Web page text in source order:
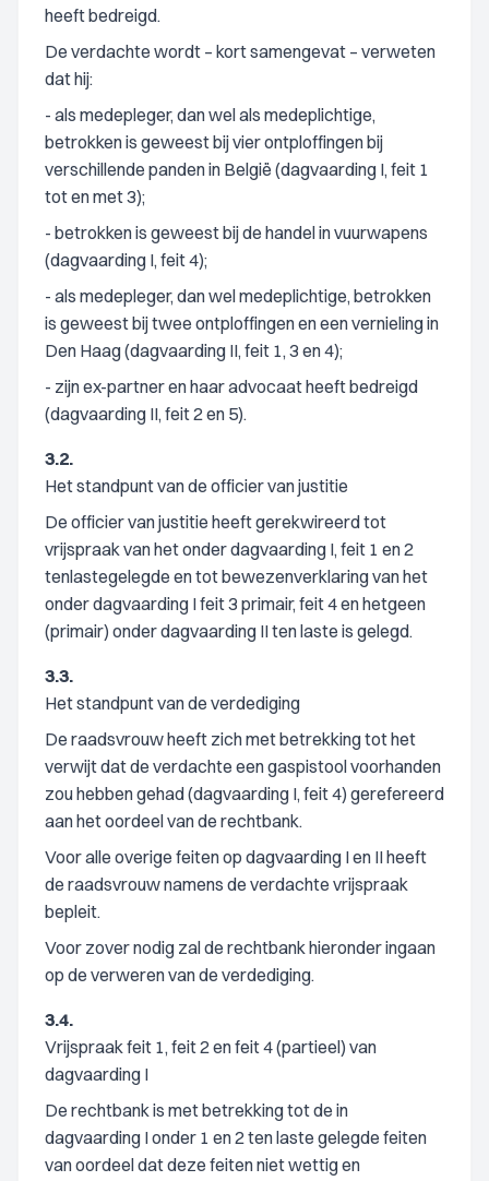
heeft bedreigd.
De verdachte wordt – kort samengevat – verweten
dat hij:
- als medepleger, dan wel als medeplichtige,
betrokken is geweest bij vier ontploffingen bij
verschillende panden in België (dagvaarding I, feit 1
tot en met 3);
- betrokken is geweest bij de handel in vuurwapens
(dagvaarding I, feit 4);
- als medepleger, dan wel medeplichtige, betrokken
is geweest bij twee ontploffingen en een vernieling in
Den Haag (dagvaarding II, feit 1, 3 en 4);
- zijn ex-partner en haar advocaat heeft bedreigd
(dagvaarding II, feit 2 en 5).
3.2.
Het standpunt van de officier van justitie
De officier van justitie heeft gerekwireerd tot
vrijspraak van het onder dagvaarding I, feit 1 en 2
tenlastegelegde en tot bewezenverklaring van het
onder dagvaarding I feit 3 primair, feit 4 en hetgeen
(primair) onder dagvaarding II ten laste is gelegd.
3.3.
Het standpunt van de verdediging
De raadsvrouw heeft zich met betrekking tot het
verwijt dat de verdachte een gaspistool voorhanden
zou hebben gehad (dagvaarding I, feit 4) gerefereerd
aan het oordeel van de rechtbank.
Voor alle overige feiten op dagvaarding I en II heeft
de raadsvrouw namens de verdachte vrijspraak
bepleit.
Voor zover nodig zal de rechtbank hieronder ingaan
op de verweren van de verdediging.
3.4.
Vrijspraak feit 1, feit 2 en feit 4 (partieel) van
dagvaarding I
De rechtbank is met betrekking tot de in
dagvaarding I onder 1 en 2 ten laste gelegde feiten
van oordeel dat deze feiten niet wettig en